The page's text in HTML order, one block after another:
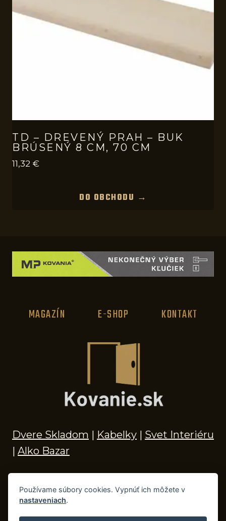
TD – DREVENÝ PRAH – BUK
BRÚSENÝ 8 CM, 70 CM
11,32 €
DO OBCHODU →
MAGAZÍN E-SHOP KONTAKT
Dvere Skladom | Kabelky | Svet Interiéru
| Alko Bazar
© 2026 Kľučky na dvere, madlá, kovania,
Používame súbory cookies. Vypnúť ich môžete v
nastaveniach.